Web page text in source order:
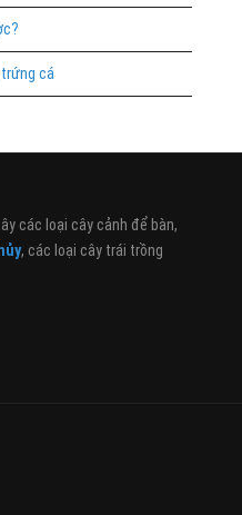
cá
các loại cây cảnh để bàn,
, các loại cây trái trồng